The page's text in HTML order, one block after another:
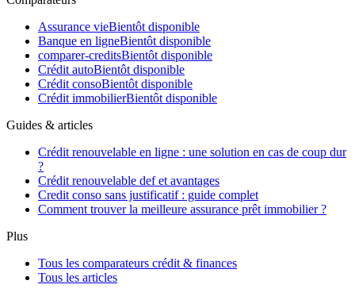
Assurance vieBientôt disponible
Banque en ligneBientôt disponible
comparer-creditsBientôt disponible
Crédit autoBientôt disponible
Crédit consoBientôt disponible
Crédit immobilierBientôt disponible
Guides & articles
Crédit renouvelable en ligne : une solution en cas de coup dur
?
Crédit renouvelable def et avantages
Credit conso sans justificatif : guide complet
Comment trouver la meilleure assurance prêt immobilier ?
Plus
Tous les comparateurs crédit & finances
Tous les articles